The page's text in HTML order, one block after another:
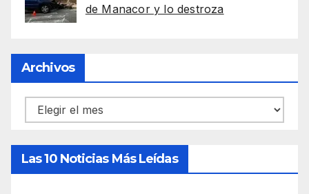
de Manacor y lo destroza
Archivos
Archivos
Las 10 Noticias Más Leídas